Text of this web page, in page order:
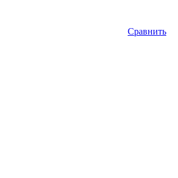
Сравнить